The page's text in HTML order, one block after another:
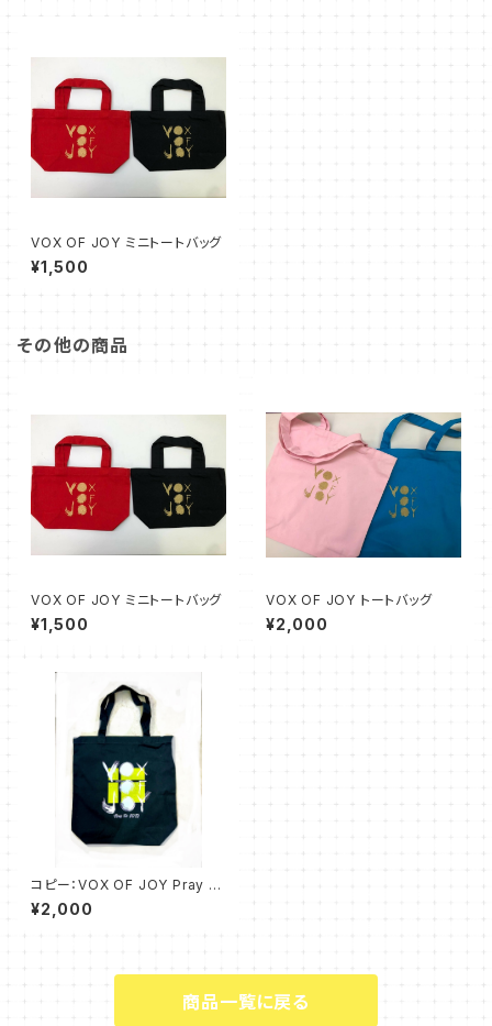
VOX OF JOY ミニトートバッグ
¥1,500
その他の商品
VOX OF JOY ミニトートバッグ
¥1,500
VOX OF JOY トートバッグ
¥2,000
コピー：VOX OF JOY Pray fo
r Noto トートバック黒
¥2,000
商品一覧に戻る